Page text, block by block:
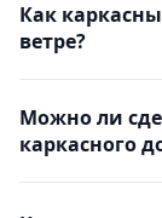
Как
ветре?
Можно ли
каркасного